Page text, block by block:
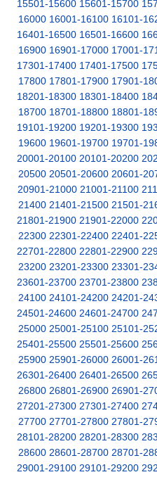
15501-15600 15601-15700
16000 16001-16100 16101-
16401-16500 16501-16600
16900 16901-17000 17001-
17301-17400 17401-17500
17800 17801-17900 17901-
18201-18300 18301-18400
18700 18701-18800 18801-
19101-19200 19201-19300
19600 19601-19700 19701-
20001-20100 20101-20200
20500 20501-20600 20601-
20901-21000 21001-21100
21400 21401-21500 21501-
21801-21900 21901-22000
22300 22301-22400 22401-
22701-22800 22801-22900
23200 23201-23300 23301-
23601-23700 23701-23800
24100 24101-24200 24201-
24501-24600 24601-24700
25000 25001-25100 25101-
25401-25500 25501-25600
25900 25901-26000 26001-
26301-26400 26401-26500
26800 26801-26900 26901-
27201-27300 27301-27400
27700 27701-27800 27801-
28101-28200 28201-28300
28600 28601-28700 28701-
29001-29100 29101-29200